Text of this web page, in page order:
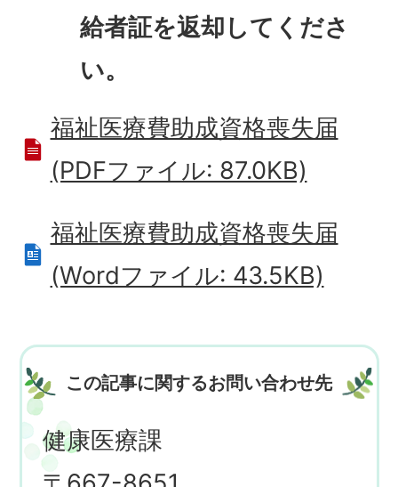
給者証を返却してくださ
い。
福祉医療費助成資格喪失届
(PDFファイル: 87.0KB)
福祉医療費助成資格喪失届
(Wordファイル: 43.5KB)
この記事に関するお問い合わせ先
健康医療課